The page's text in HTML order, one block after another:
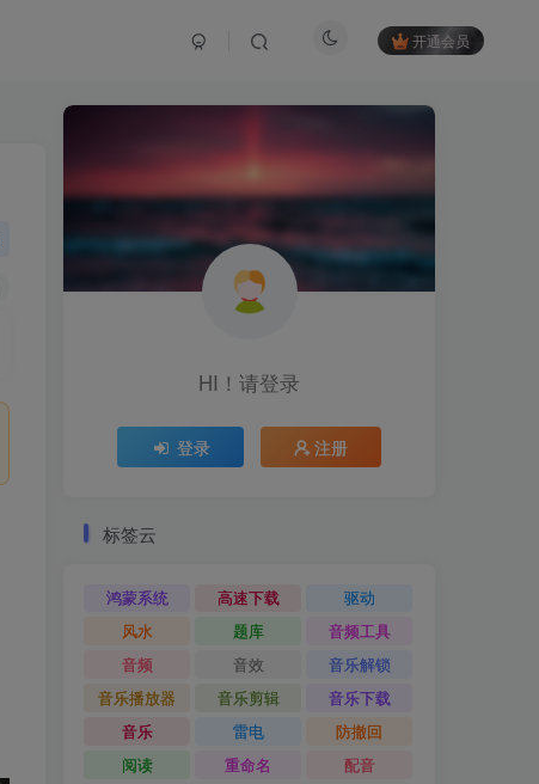
开通会员
HI！请登录
登录 注册
标签云
鸿蒙系统 高速下载
驱动
风水
题库
音频工具
音频
音效
音乐解锁
音乐播放器
音乐剪辑
音乐下载
音乐
雷电
防撤回
阅读
重命名
配音